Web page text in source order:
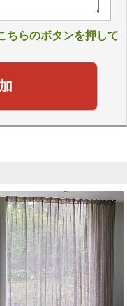
ちらのボタンを押して